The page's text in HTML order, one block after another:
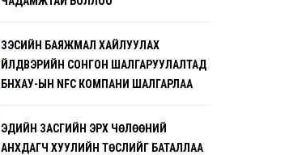
ЗЭСИЙН БАЯЖМАЛ ХАЙЛУУЛАХ
ҮЙЛДВЭРИЙН СОНГОН ШАЛГАРУУЛАЛТАД
БНХАУ-ЫН NFC КОМПАНИ ШАЛГАРЛАА
ЭДИЙН ЗАСГИЙН ЭРХ ЧӨЛӨӨНИЙ
АНХДАГЧ ХУУЛИЙН ТӨСЛИЙГ БАТАЛЛАА